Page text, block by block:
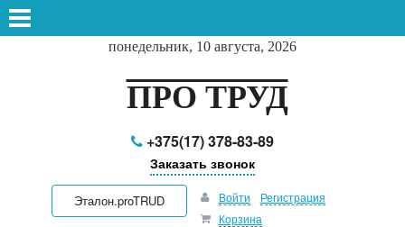
понедельник, 10 августа, 2026
ПРО ТРУД
+375(17) 378-83-89
Заказать звонок
Эталон.proTRUD Войти
Регистрация
Корзина